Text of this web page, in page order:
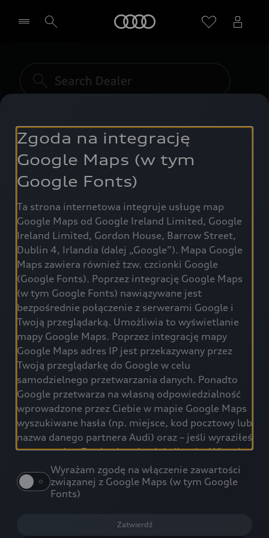
Wybierz Twojego Partnera Audi
Zgoda na integrację
Google Maps (w tym
Google Fonts)
Ta strona internetowa integruje usługę map
Google Maps od Google Ireland Limited, Google
Ireland Limited, Gordon House, Barrow Street,
Dublin 4, Irlandia (dalej „Google”). Mapa Google
Maps zawiera również tzw. czcionki Google
(Google Fonts). Poprzez integrację Google Maps
(w tym Google Fonts) nawiązywane jest
bezpośrednie połączenie z serwerami Google i
Twoją przeglądarką. Umożliwia to wyświetlanie
mapy Google Maps. Poprzez integrację mapy
Google Maps adres IP jest przekazywany przez
Twoją przeglądarkę do Google w celu
samodzielnego przetwarzania danych. Ponadto
Google przetwarza na własną odpowiedzialność
wprowadzone przez Ciebie w mapie Google Maps
wyszukiwane hasła (np. miejsce, kod pocztowy lub
nazwa danego partnera Audi) oraz – jeśli wyraziłeś
na to zgodę – Twoją aktualną lokalizację. Więcej
informacji na temat przetwarzania danych i
możliwych przekazywań danych osobowych do
krajów trzecich, np. USA, przez Google znajdziesz
Wyrażam zgodę na włączenie zawartości
związanej z Google Maps (w tym Google
Fonts)
Zatwierdź